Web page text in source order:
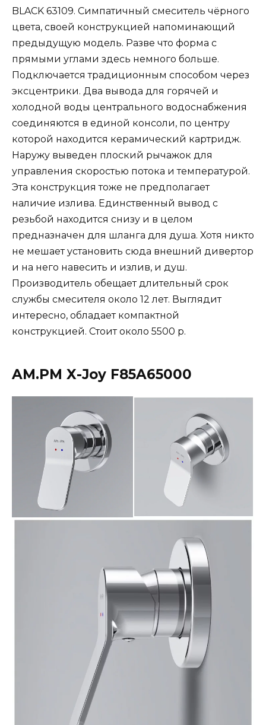
BLACK 63109. Симпатичный смеситель чёрного
цвета, своей конструкцией напоминающий
предыдущую модель. Разве что форма с
прямыми углами здесь немного больше.
Подключается традиционным способом через
эксцентрики. Два вывода для горячей и
холодной воды центрального водоснабжения
соединяются в единой консоли, по центру
которой находится керамический картридж.
Наружу выведен плоский рычажок для
управления скоростью потока и температурой.
Эта конструкция тоже не предполагает
наличие излива. Единственный вывод с
резьбой находится снизу и в целом
предназначен для шланга для душа. Хотя никто
не мешает установить сюда внешний дивертор
и на него навесить и излив, и душ.
Производитель обещает длительный срок
службы смесителя около 12 лет. Выглядит
интересно, обладает компактной
конструкцией. Стоит около 5500 р.
AM.PM X-Joy F85A65000